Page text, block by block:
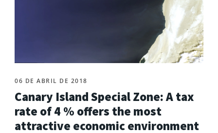
06 DE ABRIL DE 2018
Canary Island Special Zone: A tax
rate of 4 % offers the most
attractive economic environment